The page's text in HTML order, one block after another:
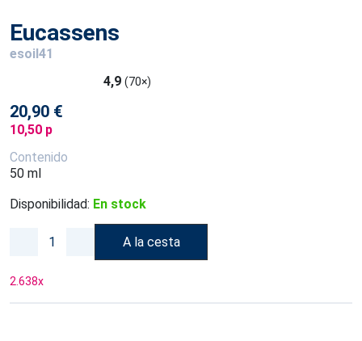
Eucassens
esoil41
4,9 (70×)
20,90 €
10,50 p
Contenido
50 ml
Disponibilidad: En stock
A la cesta
2.638x